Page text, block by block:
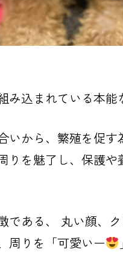
み込まれている本
いから、繁殖を促
りを魅了し、保護
ある、
丸い顔、
周りを「可愛いー